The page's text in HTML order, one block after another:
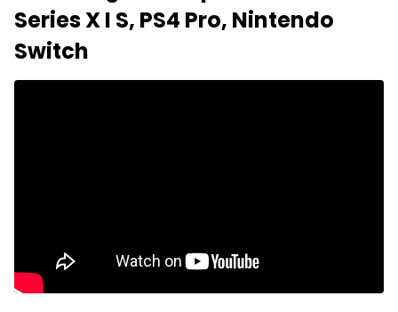
Series X I S, PS4 Pro, Nintendo
Switch